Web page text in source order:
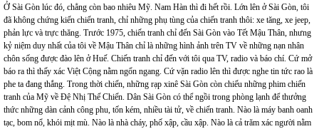
Ở Sài Gòn lúc đó, chẳng còn bao nhiêu Mỹ. Nam Hàn thì đi hết rồi. Lớn lên ở Sài Gòn, tôi
đã không chứng kiến chiến tranh, chỉ những phụ tùng của chiến tranh thôi: xe tăng, xe jeep,
phản lực và trực thăng. Trước 1975, chiến tranh chỉ đến Sài Gòn vào Tết Mậu Thân, nhưng
kỷ niệm duy nhất của tôi về Mậu Thân chỉ là những hình ảnh trên TV về những nạn nhân
chôn sống được đào lên ở Huế. Chiến tranh chỉ đến với tôi qua TV, radio và báo chí. Cứ mở
báo ra thì thấy xác Việt Cộng nằm ngổn ngang. Cứ vặn radio lên thì được nghe tin tức rao là
phe ta đang thắng. Trong thời chiến, những rạp xinê Sài Gòn còn chiếu những phim chiến
tranh của Mỹ về Đệ Nhị Thế Chiến. Dân Sài Gòn có thể ngồi trong phòng lạnh để thưởng
thức những dàn cảnh công phu, tốn kém, nhiều tài tử, về chiến tranh. Nào là máy banh oanh
tạc, bom nổ, khói mịt mù. Nào là nhà cháy, phố xập, cầu xập. Nào là cả trăm xác người nằm